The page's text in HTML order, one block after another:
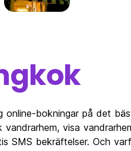
online-bokningar på det
vandrarhem, visa
SMS bekräftelser. Och